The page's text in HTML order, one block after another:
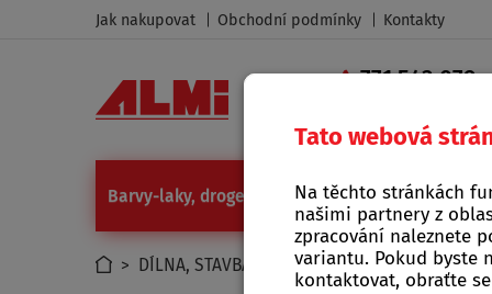
Tato webová
Na těchto stránkách
našimi partnery z
zpracování naleznete
variantu. Pokud byste
kontaktovat, obraťte
Jak nakupovat Obchodní podmínky Kontakty
771 543 079
Barvy-laky, drogerie Camping a grilování
> DÍLNA, STAVBA, ZAHRADA>ZAHRADA >